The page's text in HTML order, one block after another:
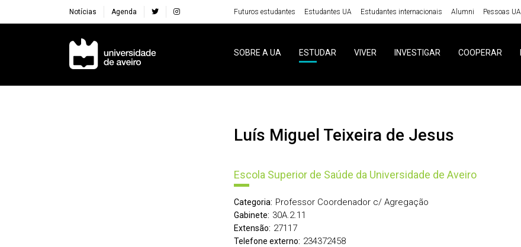
Notícias Agenda Futuros estudantes Estudantes UA Estudantes internacionais Alumni Pessoas UA
Navegação Principal
SOBRE A UA ESTUDAR VIVER INVESTIGAR COOPERAR
Luís Miguel Teixeira de Jesus
Escola Superior de Saúde da Universidade de Aveiro
Categoria: Professor Coordenador c/ Agregação
Gabinete: 30A.2.11
Extensão: 27117
Telefone externo: 234372458